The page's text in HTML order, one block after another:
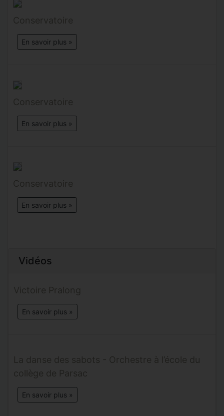
Conservatoire
En savoir plus »
Conservatoire
En savoir plus »
Conservatoire
En savoir plus »
Vidéos
Victoire Pralong
En savoir plus »
La danse des sabots - Orchestre à l’école du
collège de Parsac
En savoir plus »